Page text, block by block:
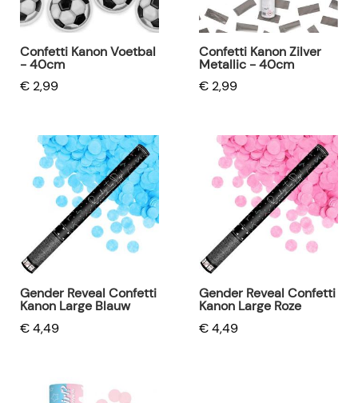
Confetti Kanon Voetbal
- 40cm
€ 2,99
Confetti Kanon Zilver
Metallic - 40cm
€ 2,99
Gender Reveal Confetti
Kanon Large Blauw
€ 4,49
Gender Reveal Confetti
Kanon Large Roze
€ 4,49